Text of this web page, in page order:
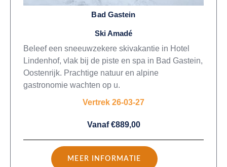
Bad Gastein
Ski Amadé
Beleef een sneeuwzekere skivakantie in Hotel
Lindenhof, vlak bij de piste en spa in Bad Gastein,
Oostenrijk. Prachtige natuur en alpine
gastronomie wachten op u.
Vertrek 26-03-27
Vanaf €889,00
MEER INFORMATIE